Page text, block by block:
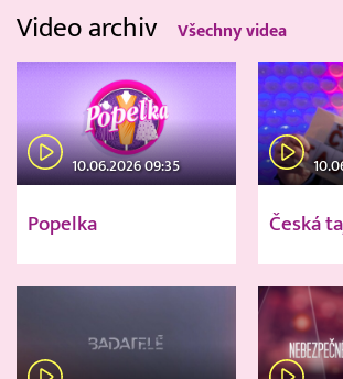
Video archiv Všechny videa
10.06.2026 09:35
Popelka Česká